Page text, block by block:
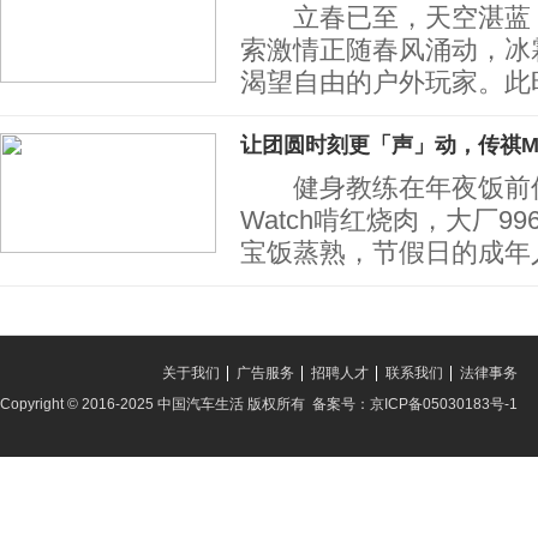
立春已至，天空湛蓝
索激情正随春风涌动，
渴望自由的户外玩家。
让团圆时刻更「声」动，传祺
健身教练在年夜饭前
Watch啃红烧肉，大厂
宝饭蒸熟，节假日的成
法律事务
联系我们
招聘人才
广告服务
关于我们
Copyright © 2016-2025 中国汽车生活 版权所有 备案号：京ICP备05030183号-1